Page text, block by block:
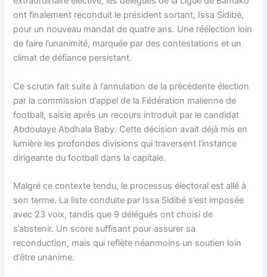
ont finalement reconduit le président sortant, Issa Sidibé,
pour un nouveau mandat de quatre ans. Une réélection loin
de faire l’unanimité, marquée par des contestations et un
climat de défiance persistant.
Ce scrutin fait suite à l’annulation de la précédente élection
par la commission d’appel de la Fédération malienne de
football, saisie après un recours introduit par le candidat
Abdoulaye Abdhala Baby. Cette décision avait déjà mis en
lumière les profondes divisions qui traversent l’instance
dirigeante du football dans la capitale.
Malgré ce contexte tendu, le processus électoral est allé à
son terme. La liste conduite par Issa Sidibé s’est imposée
avec 23 voix, tandis que 9 délégués ont choisi de
s’abstenir. Un score suffisant pour assurer sa
reconduction, mais qui reflète néanmoins un soutien loin
d’être unanime.